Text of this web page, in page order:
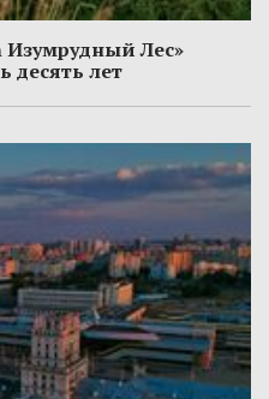
Изумрудный Лес»
десять лет